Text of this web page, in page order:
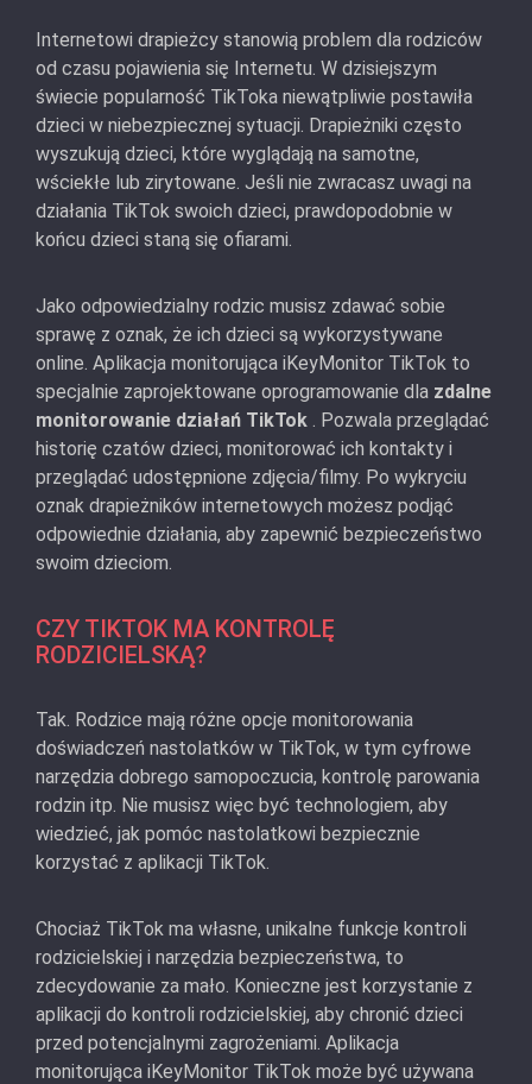
Internetowi drapieżcy stanowią problem dla rodziców
od czasu pojawienia się Internetu. W dzisiejszym
świecie popularność TikToka niewątpliwie postawiła
dzieci w niebezpiecznej sytuacji. Drapieżniki często
wyszukują dzieci, które wyglądają na samotne,
wściekłe lub zirytowane. Jeśli nie zwracasz uwagi na
działania TikTok swoich dzieci, prawdopodobnie w
końcu dzieci staną się ofiarami.
Jako odpowiedzialny rodzic musisz zdawać sobie
sprawę z oznak, że ich dzieci są wykorzystywane
online. Aplikacja monitorująca iKeyMonitor TikTok to
specjalnie zaprojektowane oprogramowanie dla zdalne
monitorowanie działań TikTok . Pozwala przeglądać
historię czatów dzieci, monitorować ich kontakty i
przeglądać udostępnione zdjęcia/filmy. Po wykryciu
oznak drapieżników internetowych możesz podjąć
odpowiednie działania, aby zapewnić bezpieczeństwo
swoim dzieciom.
CZY TIKTOK MA KONTROLĘ
RODZICIELSKĄ?
Tak. Rodzice mają różne opcje monitorowania
doświadczeń nastolatków w TikTok, w tym cyfrowe
narzędzia dobrego samopoczucia, kontrolę parowania
rodzin itp. Nie musisz więc być technologiem, aby
wiedzieć, jak pomóc nastolatkowi bezpiecznie
korzystać z aplikacji TikTok.
Chociaż TikTok ma własne, unikalne funkcje kontroli
rodzicielskiej i narzędzia bezpieczeństwa, to
zdecydowanie za mało. Konieczne jest korzystanie z
aplikacji do kontroli rodzicielskiej, aby chronić dzieci
przed potencjalnymi zagrożeniami. Aplikacja
monitorująca iKeyMonitor TikTok może być używana